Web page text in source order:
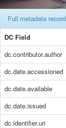
Full metadata record
DC Field
dc.contributor.author
dc.date.accessioned
dc.date.available
dc.date.issued
dc.identifier.uri